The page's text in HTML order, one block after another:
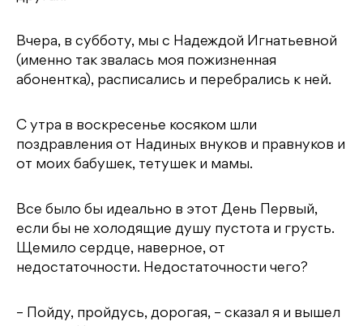
Вчера, в субботу, мы с Надеждой Игнатьевной
(именно так звалась моя пожизненная
абонентка), расписались и перебрались к ней.
С утра в воскресенье косяком шли
поздравления от Надиных внуков и правнуков и
от моих бабушек, тетушек и мамы.
Все было бы идеально в этот День Первый,
если бы не холодящие душу пустота и грусть.
Щемило сердце, наверное, от
недостаточности. Недостаточности чего?
– Пойду, пройдусь, дорогая, – сказал я и вышел